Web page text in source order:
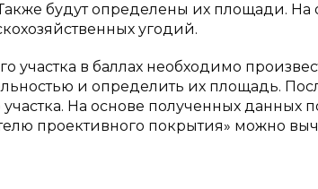
будут определены их площади. На
угодий.
участка в баллах необходимо
и определить их площадь.
На основе полученных данных
проективного покрытия» можно